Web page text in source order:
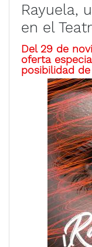
Rayuela,
en el
Del 29 de
oferta
posibilidad